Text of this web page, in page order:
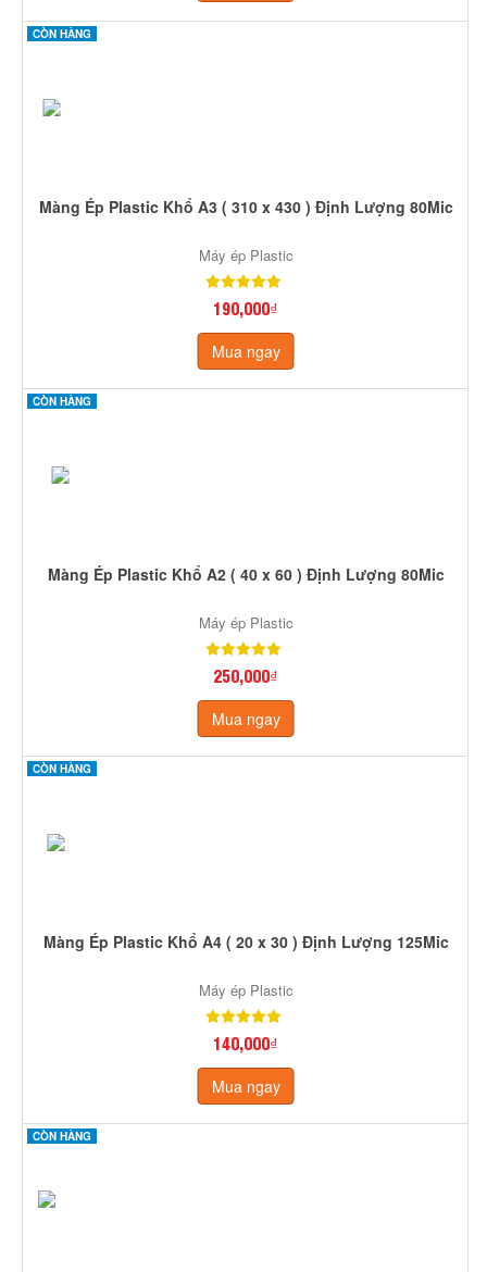
CÒN HÀNG
Màng Ép Plastic Khổ A3 ( 310 x 430 ) Định Lượng 80Mic
Máy ép Plastic
190,000₫
Mua ngay
CÒN HÀNG
Màng Ép Plastic Khổ A2 ( 40 x 60 ) Định Lượng 80Mic
Máy ép Plastic
250,000₫
Mua ngay
CÒN HÀNG
Màng Ép Plastic Khổ A4 ( 20 x 30 ) Định Lượng 125Mic
Máy ép Plastic
140,000₫
Mua ngay
CÒN HÀNG